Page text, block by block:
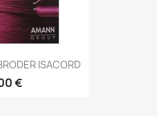
ISACORD
€